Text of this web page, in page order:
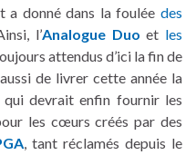
a donné dans la foulée des
l’Analogue Duo et les
attendus d’ici la fin de
de livrer cette année la
qui devrait enfin fournir les
les cœurs créés par des
, tant réclamés depuis le